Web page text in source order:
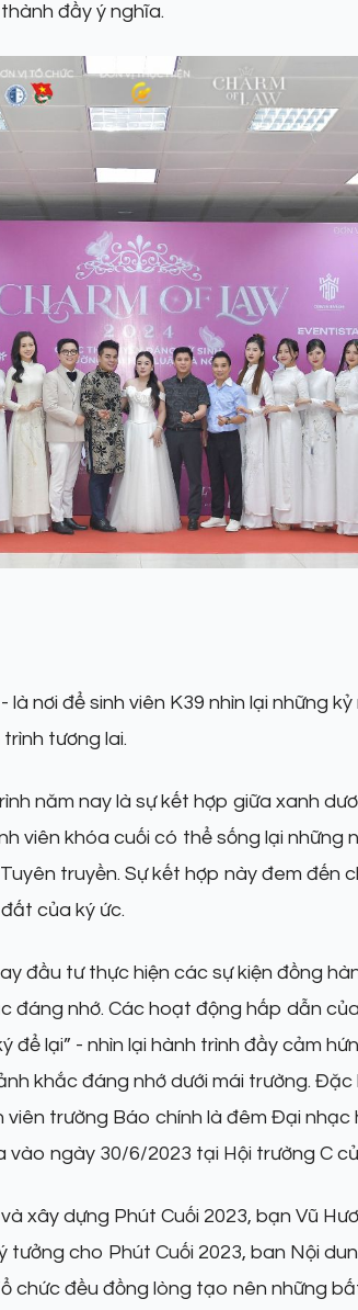
đầy ý nghĩa.
là nơi để sinh viên K39 nhìn lại những
tương lai.
năm nay là sự kết hợp giữa xanh
viên khóa cuối có thể sống lại những
truyền. Sự kết hợp này đem đến
của ký ức.
đầu tư thực hiện các sự kiện đồng
đáng nhớ. Các hoạt động hấp dẫn
để lại” - nhìn lại hành trình đầy cảm
khắc đáng nhớ dưới mái trường. Đặc
trường Báo chính là đêm Đại nhạc
vào ngày 30/6/2023 tại Hội trường C
xây dựng Phút Cuối 2023, bạn Vũ
tưởng cho Phút Cuối 2023, ban Nội
chức đều đồng lòng tạo nên những